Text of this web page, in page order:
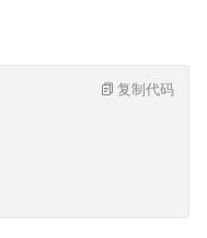
复制代码